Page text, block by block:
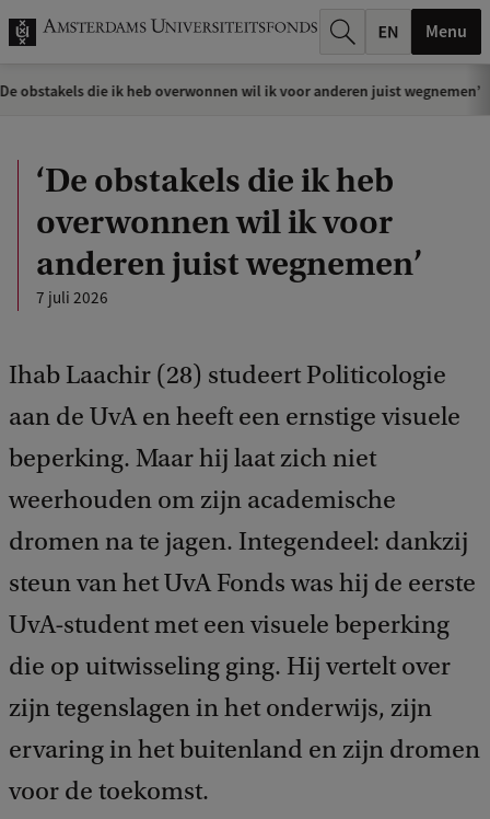
k
.
Menu
obstakels die ik heb overwonnen wil ik voor anderen juist wegnemen’
‘De obstakels die ik heb
overwonnen wil ik voor
anderen juist wegnemen’
7 juli 2026
Ihab Laachir (28) studeert Politicologie
aan de UvA en heeft een ernstige visuele
beperking. Maar hij laat zich niet
weerhouden om zijn academische
dromen na te jagen. Integendeel: dankzij
steun van het UvA Fonds was hij de eerste
UvA-student met een visuele beperking
die op uitwisseling ging. Hij vertelt over
zijn tegenslagen in het onderwijs, zijn
ervaring in het buitenland en zijn dromen
voor de toekomst.